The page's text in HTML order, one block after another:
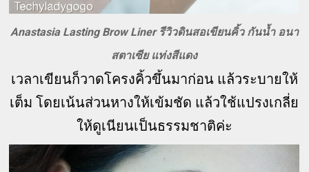
Anastasia Lasting Brow Liner รีวิวดินสอเขียนคิ้ว กันน้ำ อนา
สตาเซีย แท่งสีแดง
เวลาเขียนก็วาดโครงคิ้วขึ้นมาก่อน แล้วระบายให้
เต็ม โดยเน้นส่วนหางให้เข้มชัด แล้วใช้แปรงเกลี่ย
ให้ดูเนียนเป็นธรรมชาติค่ะ